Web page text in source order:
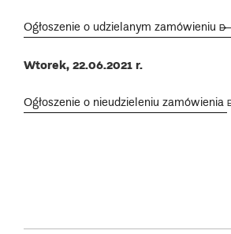
Ogłoszenie o udzielanym zamówieniu
Wtorek, 22.06.2021 r.
Ogłoszenie o nieudzieleniu zamówienia